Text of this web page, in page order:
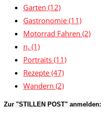
Garten (12)
Gastronomie (11)
Motorrad Fahren (2)
n, (1)
Portraits (11)
Rezepte (47)
Wandern (2)
Zur "STILLEN POST" anmelden: